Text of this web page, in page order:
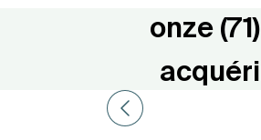
onze